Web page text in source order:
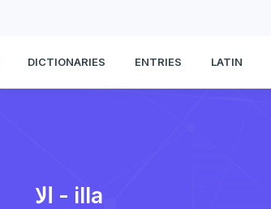
DICTIONARIES ENTRIES LATIN
الا - illa